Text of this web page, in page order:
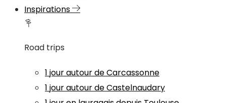
Inspirations
Road trips
1 jour autour de Carcassonne
1 jour autour de Castelnaudary